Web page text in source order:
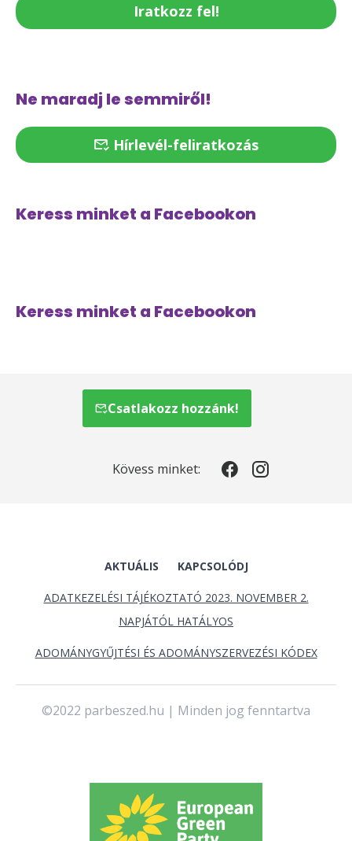
Iratkozz fel!
Ne maradj le semmiről!
Hírlevél-feliratkozás
Keress minket a Facebookon
Keress minket a Facebookon
Csatlakozz hozzánk!
Kövess minket:
AKTUÁLIS KAPCSOLÓDJ
ADATKEZELÉSI TÁJÉKOZTATÓ 2023. NOVEMBER 2.
NAPJÁTÓL HATÁLYOS
ADOMÁNYGYŰJTÉSI ÉS ADOMÁNYSZERVEZÉSI KÓDEX
©2022 parbeszed.hu | Minden jog fenntartva